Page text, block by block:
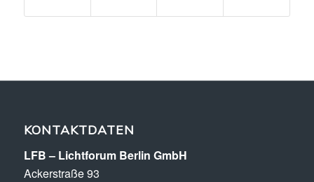
KONTAKTDATEN
LFB – Lichtforum Berlin GmbH
Ackerstraße 93